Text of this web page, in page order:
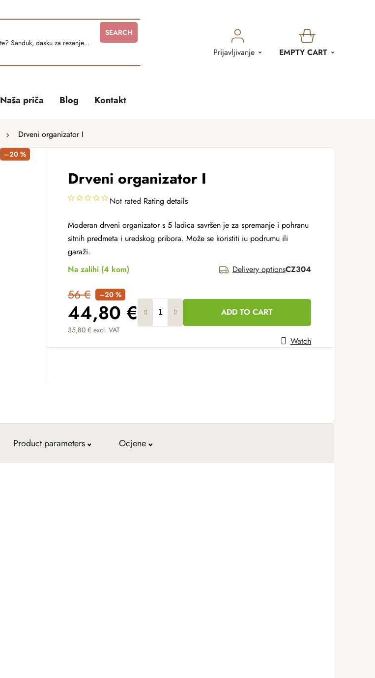
SEARCH
Prijavljivanje
SHOPPING
EMPTY CART
Naša priča Blog Kontakt
Drveni organizator I
Drveni organizator I
Not rated Rating details
Moderan drveni organizator s 5 ladica savršen je za spremanje i pohranu
sitnih predmeta i uredskog pribora. Može se koristiti iu podrumu ili
garaži.
Na zalihi (4 kom) Delivery optionsCZ304
56 € –20 %
44,80 €
35,80 € excl. VAT
Measure price:
ADD TO CART
Watch
–20 %
Product parameters Ocjene